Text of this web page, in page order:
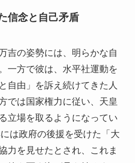
信念と自己矛盾
吉の姿勢には、明らかな自
一方で彼は、水平社運動を
自由」を訴え続けてきた人
では国家権力に従い、天皇
立場を取るようになってい
は政府の後援を受けた「大
力を見せたとされ、これま